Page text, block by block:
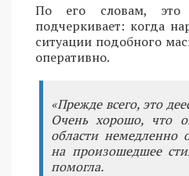
По его словам, это
подчеркивает: когда
ситуации подобного
оперативно.
«Прежде всего, это
Очень хорошо, что
области немедленно
на произошедшее
помогла.